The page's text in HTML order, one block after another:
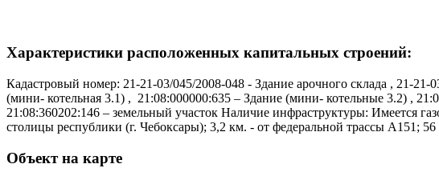
Характеристики расположенных капитальных строений:
Кадастровый номер: 21-21-03/045/2008-048 - Здание арочного склада , 21-21-
(мини- котельная 3.1) , 21:08:000000:635 – Здание (мини- котельные 3.2) ,
21:08:360202:146 – земельный участок Наличие инфраструктуры: Имеется
столицы республики (г. Чебоксары); 3,2 км. - от федеральной трассы А151;
Объект на карте